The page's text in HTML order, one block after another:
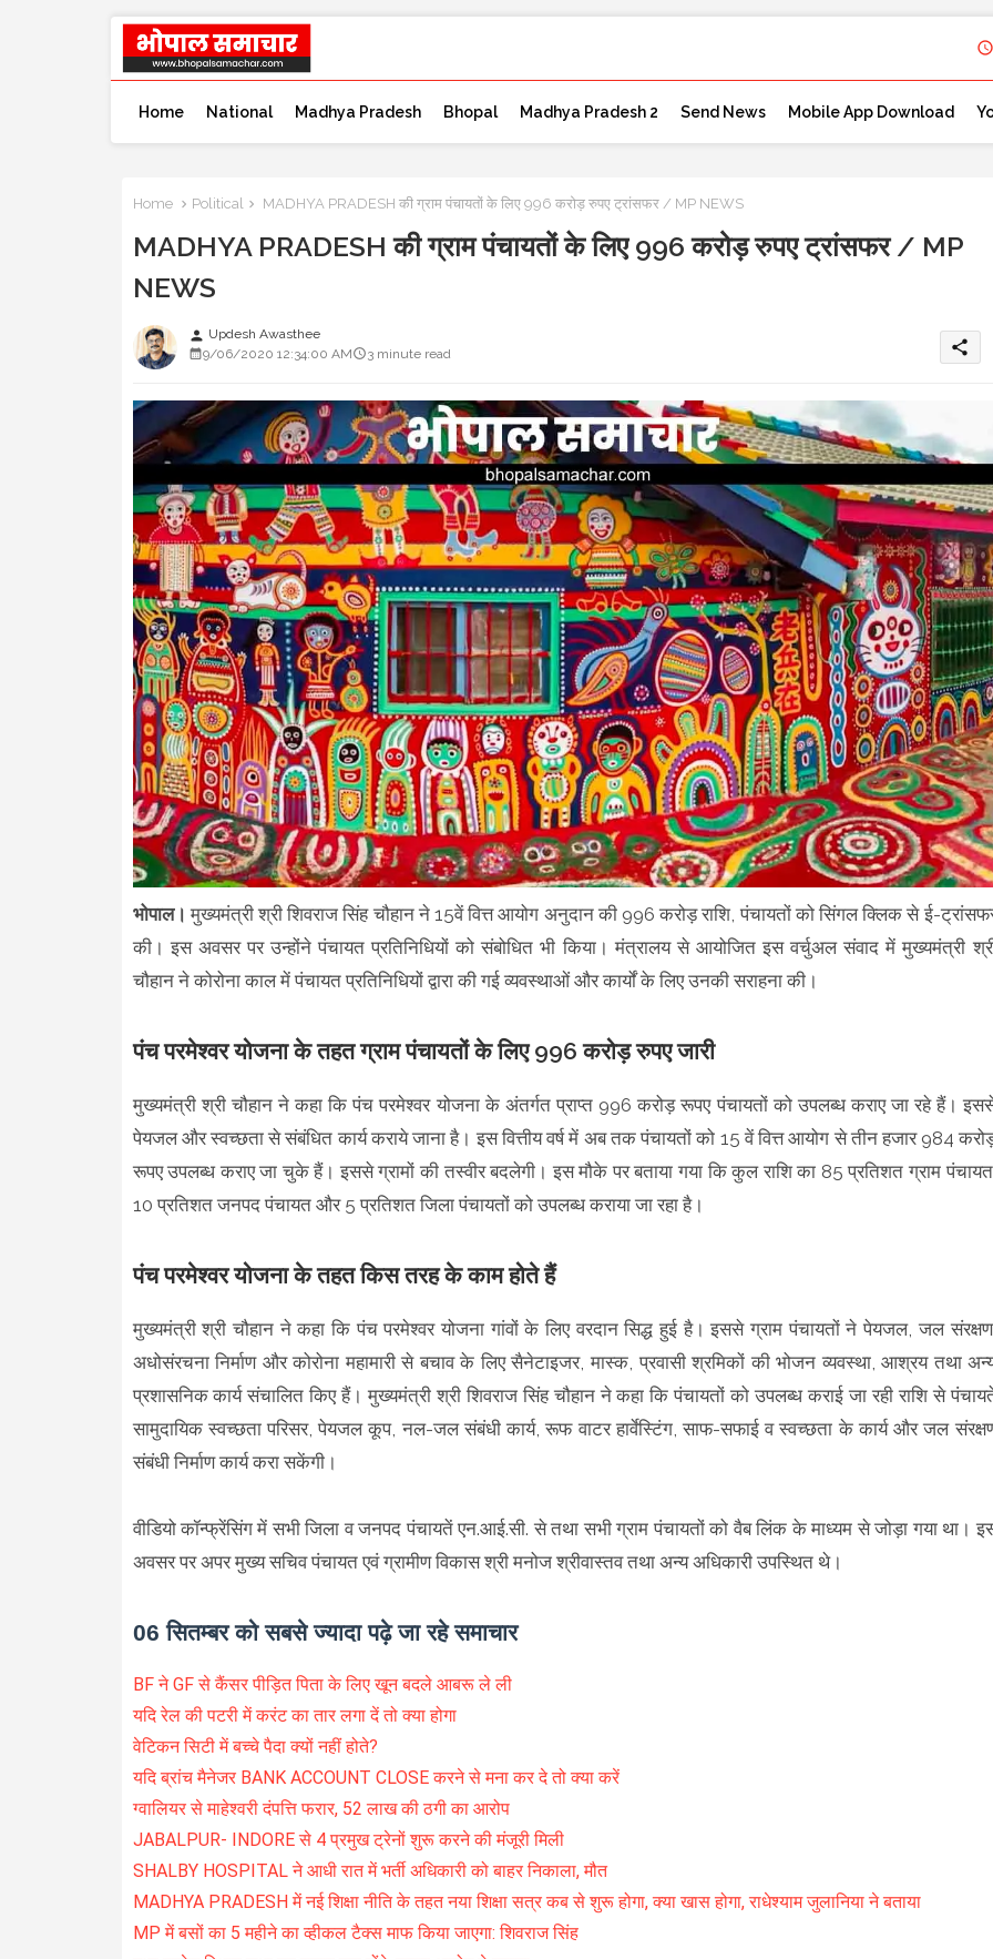
Home National Madhya Pradesh Bhopal Madhya Pradesh 2 Send News Mobile App Download
Home Political MADHYA PRADESH की ग्राम पंचायतों के लिए 996 करोड़ रुपए ट्रांसफर / MP NEWS
MADHYA PRADESH की ग्राम पंचायतों के लिए 996 करोड़ रुपए ट्रांसफर / MP
NEWS
person Updesh Awasthee
9/06/2020 12:34:00 AM
3 minute read share
भोपाल।मुख्यमंत्री श्री शिवराज सिंह चौहान ने 15वें वित्त आयोग अनुदान की 996 करोड़ राशि, पंचायतों को सिंगल क्लिक से ई-
की। इस अवसर पर उन्होंने पंचायत प्रतिनिधियों को संबोधित भी किया। मंत्रालय से आयोजित इस वर्चुअल संवाद में मुख्यमंत्री
चौहान ने कोरोना काल में पंचायत प्रतिनिधियों द्वारा की गई व्यवस्थाओं और कार्यों के लिए उनकी सराहना की।
पंच परमेश्वर योजना के तहत ग्राम पंचायतों के लिए 996 करोड़ रुपए जारी
मुख्यमंत्री श्री चौहान ने कहा कि पंच परमेश्वर योजना के अंतर्गत प्राप्त 996 करोड़ रूपए पंचायतों को उपलब्ध कराए जा रहे हैं।
पेयजल और स्वच्छता से संबंधित कार्य कराये जाना है। इस वित्तीय वर्ष में अब तक पंचायतों को 15 वें वित्त आयोग से तीन हजार 984
रूपए उपलब्ध कराए जा चुके हैं। इससे ग्रामों की तस्वीर बदलेगी। इस मौके पर बताया गया कि कुल राशि का 85 प्रतिशत ग्राम
10 प्रतिशत जनपद पंचायत और 5 प्रतिशत जिला पंचायतों को उपलब्ध कराया जा रहा है।
पंच परमेश्वर योजना के तहत किस तरह के काम होते हैं
मुख्यमंत्री श्री चौहान ने कहा कि पंच परमेश्वर योजना गांवों के लिए वरदान सिद्ध हुई है। इससे ग्राम पंचायतों ने पेयजल, जल
अधोसंरचना निर्माण और कोरोना महामारी से बचाव के लिए सैनेटाइजर, मास्क, प्रवासी श्रमिकों की भोजन व्यवस्था, आश्रय तथा
प्रशासनिक कार्य संचालित किए हैं। मुख्यमंत्री श्री शिवराज सिंह चौहान ने कहा कि पंचायतों को उपलब्ध कराई जा रही राशि से
सामुदायिक स्वच्छता परिसर, पेयजल कूप, नल-जल संबंधी कार्य, रूफ वाटर हार्वेस्टिंग, साफ-सफाई व स्वच्छता के कार्य और जल
संबंधी निर्माण कार्य करा सकेंगी।
वीडियो कॉन्फ्रेंसिंग में सभी जिला व जनपद पंचायतें एन.आई.सी. से तथा सभी ग्राम पंचायतों को वैब लिंक के माध्यम से जोड़ा गया था।
अवसर पर अपर मुख्य सचिव पंचायत एवं ग्रामीण विकास श्री मनोज श्रीवास्तव तथा अन्य अधिकारी उपस्थित थे।
06 सितम्बर को सबसे ज्यादा पढ़े जा रहे समाचार
BF ने GF से कैंसर पीड़ित पिता के लिए खून बदले आबरू ले ली
यदि रेल की पटरी में करंट का तार लगा दें तो क्या होगा
वेटिकन सिटी में बच्चे पैदा क्यों नहीं होते?
यदि ब्रांच मैनेजर BANK ACCOUNT CLOSE करने से मना कर दे तो क्या करें
ग्वालियर से माहेश्वरी दंपत्ति फरार, 52 लाख की ठगी का आरोप
JABALPUR- INDORE से 4 प्रमुख ट्रेनों शुरू करने की मंजूरी मिली
SHALBY HOSPITAL ने आधी रात में भर्ती अधिकारी को बाहर निकाला, मौत
MADHYA PRADESH में नई शिक्षा नीति के तहत नया शिक्षा सत्र कब से शुरू होगा, क्या खास होगा, राधेश्याम जुलानिया ने बताया
MP में बसों का 5 महीने का व्हीकल टैक्स माफ किया जाएगा: शिवराज सिंह